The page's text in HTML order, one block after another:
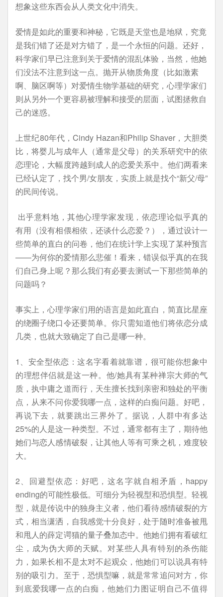
想象这些东西会从人类文化中消失。
爱情是如此的重要和神秘，它既是天堂也是地狱，究竟
是我们错了还是对方错了，是一个永恒的问题。还好，
科学家们早已注意到关于爱情的混乱体验，当然，他她
们没法不注意到这一点。抛开从物质角度（比如激素
啊、脑区啊等）对爱情生物学基础的研究，心理学家们
则从另外一个更容易被理解和接受的层面，试图拯救自
己的迷惑。
上世纪80年代，Cindy Hazan和Philip Shaver，大胆类
比，将婴儿与成年人（通常是父母）的关系研究中的依
恋理论，大幅度跨越到成人的恋爱关系中。他们两看来
已经认定了，找个男/女朋友，实质上就是找个“新父/母”
的民间传说。
出乎意料地，其他心理学家发现，依恋理论似乎真的
有用（没有相偎相依，还谈什么恋爱？），通过设计一
些简单的直白的问卷，他们在统计学上实现了某种预言
——为何你的爱情那么悲催！看来，错误似乎真的在我
们自己身上呢？那么我们有必要去测试一下那些简单的
问题吗？
事实上，心理学家们用的语言是如此直白，简直比星座
的绕圈子绕口令还要简单。你只需知道他们将依恋分成
几类，也就大致确定了自己是哪一种。
1、安全型依恋：这名字看着就靠谱，很可能你想象中
的理想伴侣就是这一种。他/她具有某种禅宗大师的气
质，执中庸之道而行，天生擅长找到亲密和独处的平衡
点，从来不问你爱我哪一点，这样的白痴问题。好吧，
再说下去，就要跳出三界外了。据说，人群中有多达
25%的人是这一种类型。不过，通常都有主了，期待他
她们与恋人感情破裂，让其他人等有可乘之机，难度较
大。
2、回避型依恋：好吧，这名字就自相矛盾，happy
ending的可能性极低。可细分为轻视型和恐惧型。轻视
型，就是传说中的独身主义者，他们看待感情破裂的方
式，相当潇洒，自我感觉十分良好，处于随时准备被甩
和甩人的薛定谔猫的量子叠加态中。他她们拥有看破红
尘，成为伪大师的天赋。对某些人具有特别的杀伤能
力，如果长相不是太对不起观众，他她们可以说具有特
别的吸引力。至于，恐惧型嘛，就是常常追问对方，你
到底爱我哪一点的白痴，他她们力图证明自己不值得